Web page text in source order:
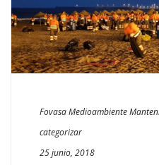
ni para enviarle publicidad
postal. Además, no
publicidad personalizada.
Además, los terceros
Fovasa Medioambiente
categorizar
25 junio, 2018